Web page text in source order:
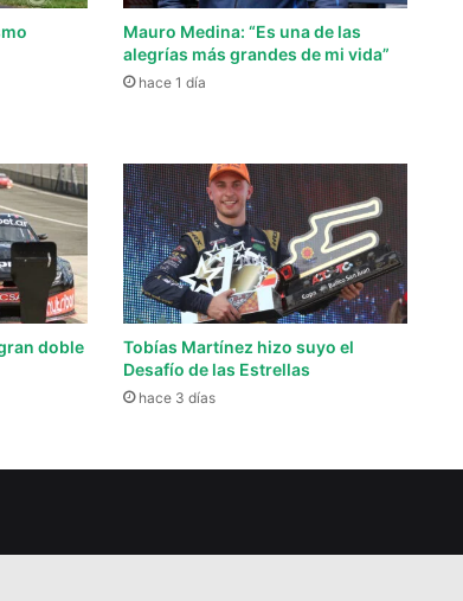
Mauro Medina: “Es una de las
alegrías más grandes de mi vida”
hace 1 día
doble
Tobías Martínez hizo suyo el
Desafío de las Estrellas
hace 3 días